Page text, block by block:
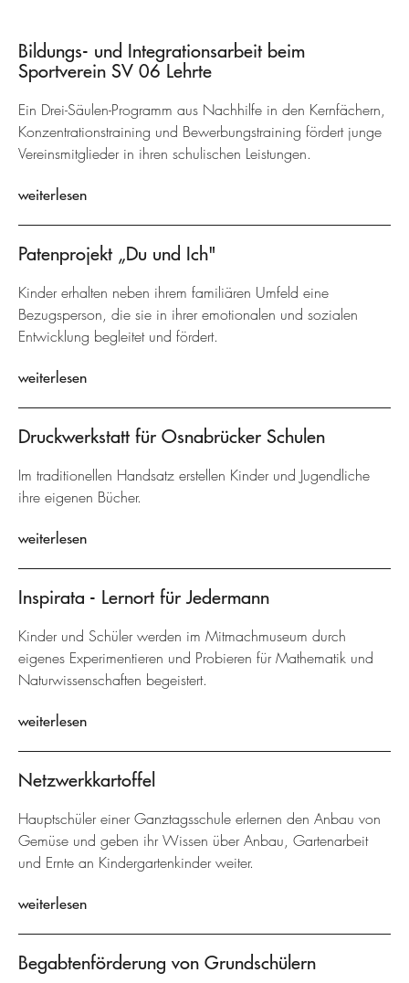
Bildungs- und Integrationsarbeit beim
Sportverein SV 06 Lehrte
Ein Drei-Säulen-Programm aus Nachhilfe in den Kernfächern,
Konzentrationstraining und Bewerbungstraining fördert junge
Vereinsmitglieder in ihren schulischen Leistungen.
weiterlesen
Patenprojekt „Du und Ich"
Kinder erhalten neben ihrem familiären Umfeld eine
Bezugsperson, die sie in ihrer emotionalen und sozialen
Entwicklung begleitet und fördert.
weiterlesen
Druckwerkstatt für Osnabrücker Schulen
Im traditionellen Handsatz erstellen Kinder und Jugendliche
ihre eigenen Bücher.
weiterlesen
Inspirata - Lernort für Jedermann
Kinder und Schüler werden im Mitmachmuseum durch
eigenes Experimentieren und Probieren für Mathematik und
Naturwissenschaften begeistert.
weiterlesen
Netzwerkkartoffel
Hauptschüler einer Ganztagsschule erlernen den Anbau von
Gemüse und geben ihr Wissen über Anbau, Gartenarbeit
und Ernte an Kindergartenkinder weiter.
weiterlesen
Begabtenförderung von Grundschülern